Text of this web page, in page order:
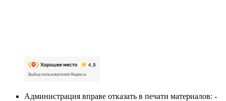
Администрация вправе отказать в печати материалов: -